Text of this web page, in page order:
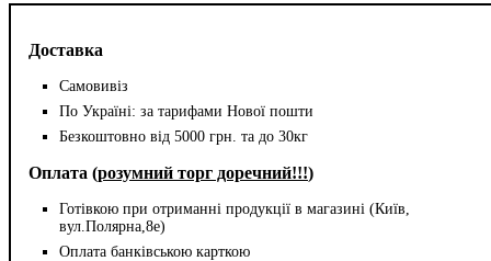
Доставка
Самовивіз
По Україні: за тарифами Нової пошти
Безкоштовно від 5000 грн. та до 30кг
Оплата (розумний торг доречний!!!)
Готівкою при отриманні продукції в магазині (Київ,
вул.Полярна,8е)
Оплата банківською карткою